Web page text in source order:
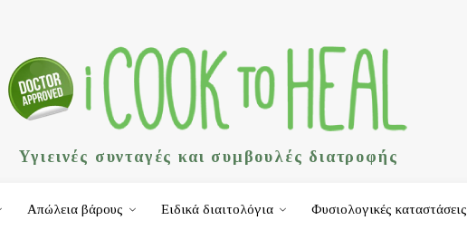
Υγιεινές συνταγές και συμβουλές διατροφής
Απώλεια βάρους Ειδικά διαιτολόγια Φυσιολογικές καταστάσεις